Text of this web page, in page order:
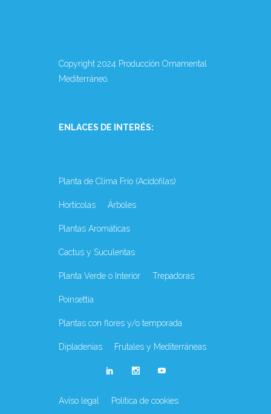
Copyright 2024 Producción Ornamental
Mediterráneo.
ENLACES DE INTERÉS:
Planta de Clima Frío (Acidófilas)
Hortícolas Árboles
Plantas Aromáticas
Cactus y Suculentas
Planta Verde o Interior Trepadoras
Poinsettia
Plantas con flores y/o temporada
Dipladenias Frutales y Mediterráneas
Aviso legal Política de cookies